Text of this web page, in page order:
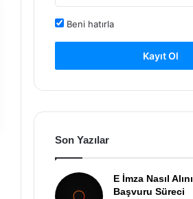
Beni hatırla
Kayıt Ol
Son Yazılar
E İmza Nasıl
Başvuru Süreci